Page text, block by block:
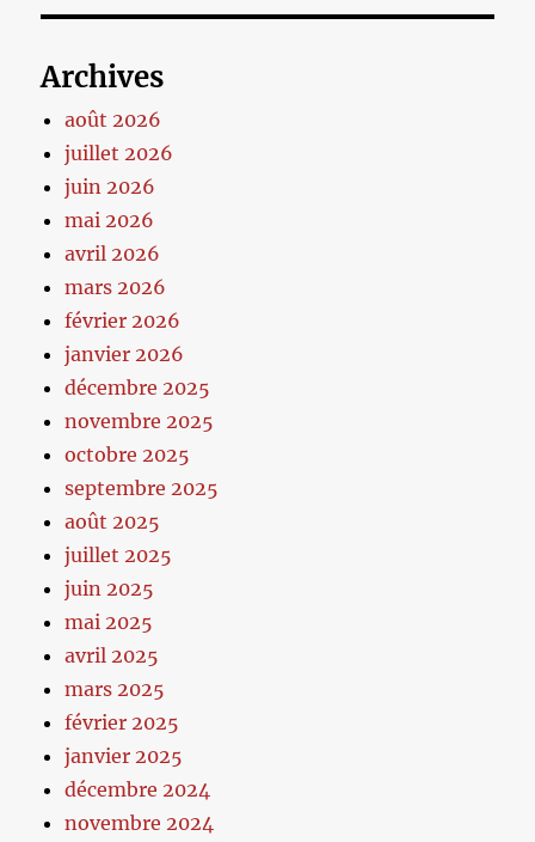
Archives
août 2026
juillet 2026
juin 2026
mai 2026
avril 2026
mars 2026
février 2026
janvier 2026
décembre 2025
novembre 2025
octobre 2025
septembre 2025
août 2025
juillet 2025
juin 2025
mai 2025
avril 2025
mars 2025
février 2025
janvier 2025
décembre 2024
novembre 2024